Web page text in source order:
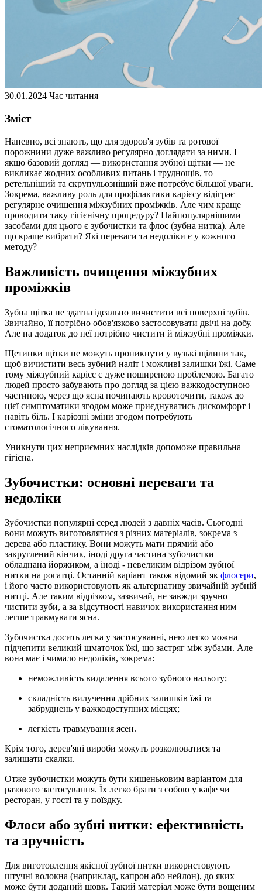
30.01.2024 Час читання
Зміст
Напевно, всі знають, що для здоров'я зубів та ротової
порожнини дуже важливо регулярно доглядати за ними. І
якщо базовий догляд — використання зубної щітки — не
викликає жодних особливих питань і труднощів, то
ретельніший та скрупульозніший вже потребує більшої уваги.
Зокрема, важливу роль для профілактики карієсу відіграє
регулярне очищення міжзубних проміжків. Але чим краще
проводити таку гігієнічну процедуру? Найпопулярнішими
засобами для цього є зубочистки та флос (зубна нитка). Але
що краще вибрати? Які переваги та недоліки є у кожного
методу?
Важливість очищення міжзубних
проміжків
Зубна щітка не здатна ідеально вичистити всі поверхні зубів.
Звичайно, її потрібно обов'язково застосовувати двічі на добу.
Але на додаток до неї потрібно чистити й міжзубні проміжки.
Щетинки щітки не можуть проникнути у вузькі щілини так,
щоб вичистити весь зубний наліт і можливі залишки їжі. Саме
тому міжзубний карієс є дуже поширеною проблемою. Багато
людей просто забувають про догляд за цією важкодоступною
частиною, через що ясна починають кровоточити, також до
цієї симптоматики згодом може приєднуватись дискомфорт і
навіть біль. І каріозні зміни згодом потребують
стоматологічного лікування.
Уникнути цих неприємних наслідків допоможе правильна
гігієна.
Зубочистки: основні переваги та
недоліки
Зубочистки популярні серед людей з давніх часів. Сьогодні
вони можуть виготовлятися з різних матеріалів, зокрема з
дерева або пластику. Вони можуть мати прямий або
закруглений кінчик, іноді друга частина зубочистки
обладнана йоржиком, а іноді - невеликим відрізом зубної
нитки на рогатці. Останній варіант також відомий як флосери,
і його часто використовують як альтернативу звичайній зубній
нитці. Але таким відрізком, зазвичай, не завжди зручно
чистити зуби, а за відсутності навичок використання ним
легше травмувати ясна.
Зубочистка досить легка у застосуванні, нею легко можна
підчепити великий шматочок їжі, що застряг між зубами. Але
вона має і чимало недоліків, зокрема:
неможливість видалення всього зубного нальоту;
складність вилучення дрібних залишків їжі та
забруднень у важкодоступних місцях;
легкість травмування ясен.
Крім того, дерев'яні вироби можуть розколюватися та
залишати скалки.
Отже зубочистки можуть бути кишеньковим варіантом для
разового застосування. Їх легко брати з собою у кафе чи
ресторан, у гості та у поїздку.
Флоси або зубні нитки: ефективність
та зручність
Для виготовлення якісної зубної нитки використовують
штучні волокна (наприклад, капрон або нейлон), до яких
може бути доданий шовк. Такий матеріал може бути вощеним